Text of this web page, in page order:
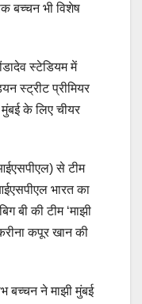
बच्चन भी विशेष
स्टेडियम में
स्ट्रीट प्रीमियर
के लिए चीयर
से टीम
भारत का
बी की टीम ‘माझी
कपूर खान की
बच्चन ने माझी मुंबई